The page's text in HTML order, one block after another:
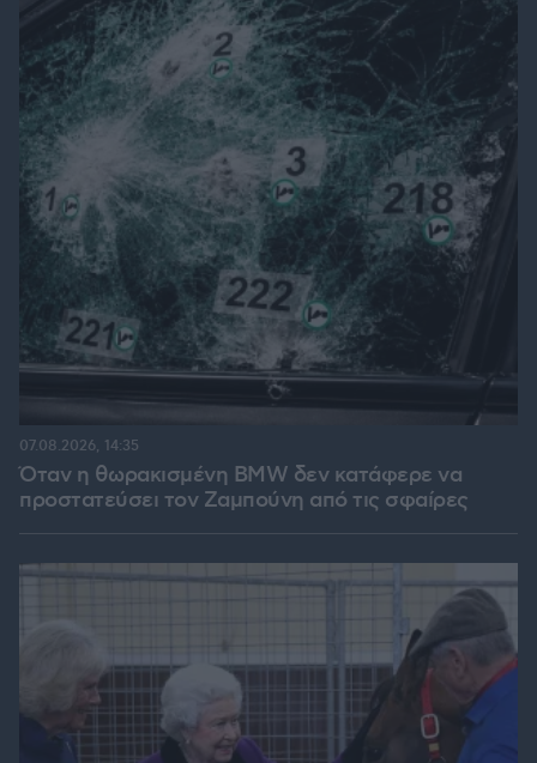
Όταν η θωρακισμένη BMW δεν κατάφερε να
προστατεύσει τον Ζαμπούνη από τις σφαίρες
07.08.2026, 14:35